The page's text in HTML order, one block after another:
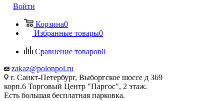
Войти
Корзина0
Избранные товары0
Сравнение товаров0
zakaz@polonpol.ru
г. Санкт-Петербург, Выборгское шоссе д 369
корп.6 Торговый Центр "Паргос", 2 этаж.
Есть большая бесплатная парковка.